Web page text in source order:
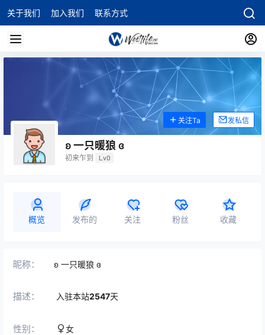
关于我们 加入我们 联系方式
ʚ 一只暖狼 ɞ
初来乍到 Lv0
关注Ta 发私信
概览 发布的 关注 粉丝 收藏
昵称： ʚ 一只暖狼 ɞ
描述： 入驻本站2547天
性别： 女